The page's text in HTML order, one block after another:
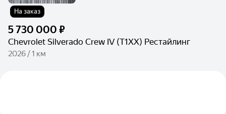
На заказ
5 730 000 ₽
Chevrolet Silverado Crew IV (T1XX) Рестайлинг
2026 / 1 км